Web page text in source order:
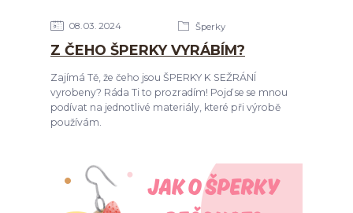
08 03 2024 Šperky
Z ČEHO ŠPERKY VYRÁBÍM?
Zajímá Tě, že čeho jsou ŠPERKY K SEŽRÁNÍ
vyrobeny? Ráda Ti to prozradím! Pojď se se mnou
podívat na jednotlivé materiály, které při výrobě
používám.